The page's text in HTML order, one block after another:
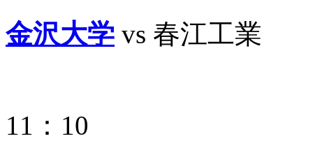
金沢大学 vs 春江工業
11：10